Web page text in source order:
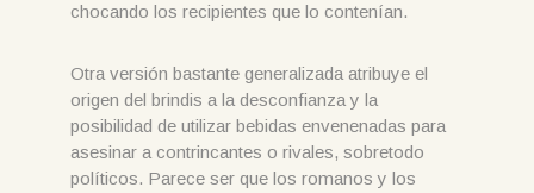
chocando los recipientes que lo contenían.
Otra versión bastante generalizada atribuye el
origen del brindis a la desconfianza y la
posibilidad de utilizar bebidas envenenadas para
asesinar a contrincantes o rivales, sobretodo
políticos. Parece ser que los romanos y los